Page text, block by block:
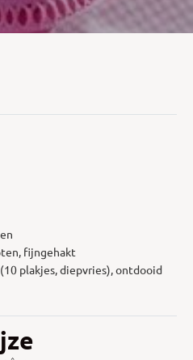
fijngehakt
plakjes, diepvries), ontdooid